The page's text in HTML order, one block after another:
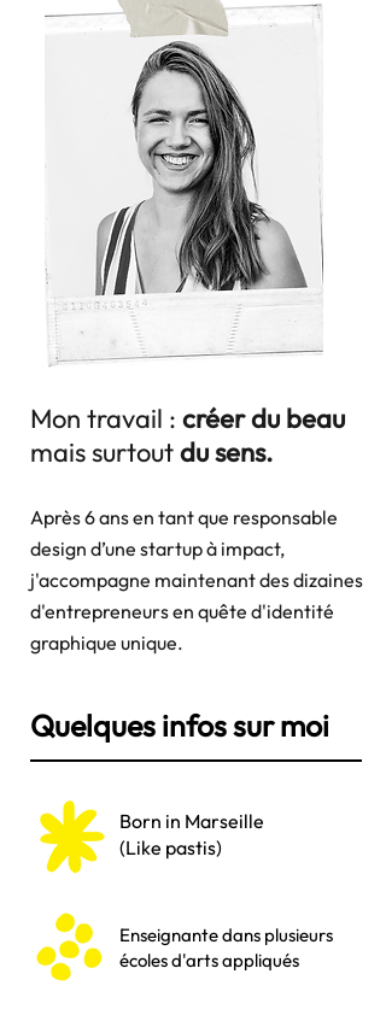
Mon travail : créer du beau
mais surtoutdu sens.
Après 6 ans en tant que responsable
design d’une startup à impact,
j'accompagne maintenant des dizaines
d'entrepreneurs en quête d'identité
graphique unique.
Quelques infos sur moi
Born in Marseille
(Like pastis)
Enseignante dans plusieurs
écoles d'arts appliqués